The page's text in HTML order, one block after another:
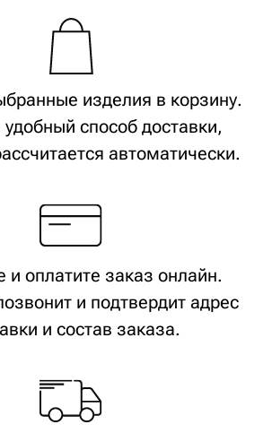
будь то тексты, фотографии,
г. Москва, ул. Партизанская, д.